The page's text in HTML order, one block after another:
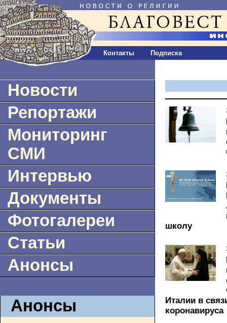
Контакты Подписка
Новости
Репортажи
Мониторинг
СМИ
Интервью
Документы
Фотогалереи
Статьи
Анонсы
Анонсы
школу
Италии в
коронавируса